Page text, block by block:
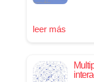
leer más